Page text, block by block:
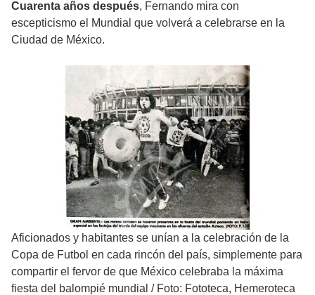
Cuarenta años después, Fernando mira con
escepticismo el Mundial que volverá a celebrarse en la
Ciudad de México.
Aficionados y habitantes se unían a la celebración de la
Copa de Futbol en cada rincón del país, simplemente para
compartir el fervor de que México celebraba la máxima
fiesta del balompié mundial / Foto: Fototeca, Hemeroteca